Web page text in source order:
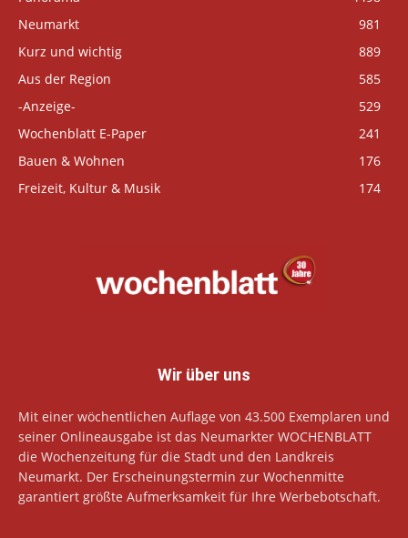
Neumarkt
981
Kurz und wichtig
889
Aus der Region
585
-Anzeige-
529
Wochenblatt E-Paper
241
Bauen & Wohnen
176
Freizeit, Kultur & Musik
174
Wir über uns
Mit einer wöchentlichen Auflage von 43.500 Exemplaren und
seiner Onlineausgabe ist das Neumarkter WOCHENBLATT
die Wochenzeitung für die Stadt und den Landkreis
Neumarkt. Der Erscheinungstermin zur Wochenmitte
garantiert größte Aufmerksamkeit für Ihre Werbebotschaft.